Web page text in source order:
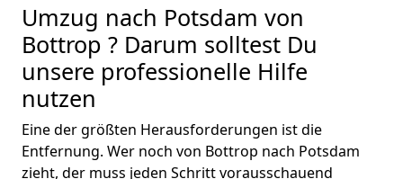
Umzug nach Potsdam von
Bottrop ? Darum solltest Du
unsere professionelle Hilfe
nutzen
Eine der größten Herausforderungen ist die
Entfernung. Wer noch von Bottrop nach Potsdam
zieht, der muss jeden Schritt vorausschauend